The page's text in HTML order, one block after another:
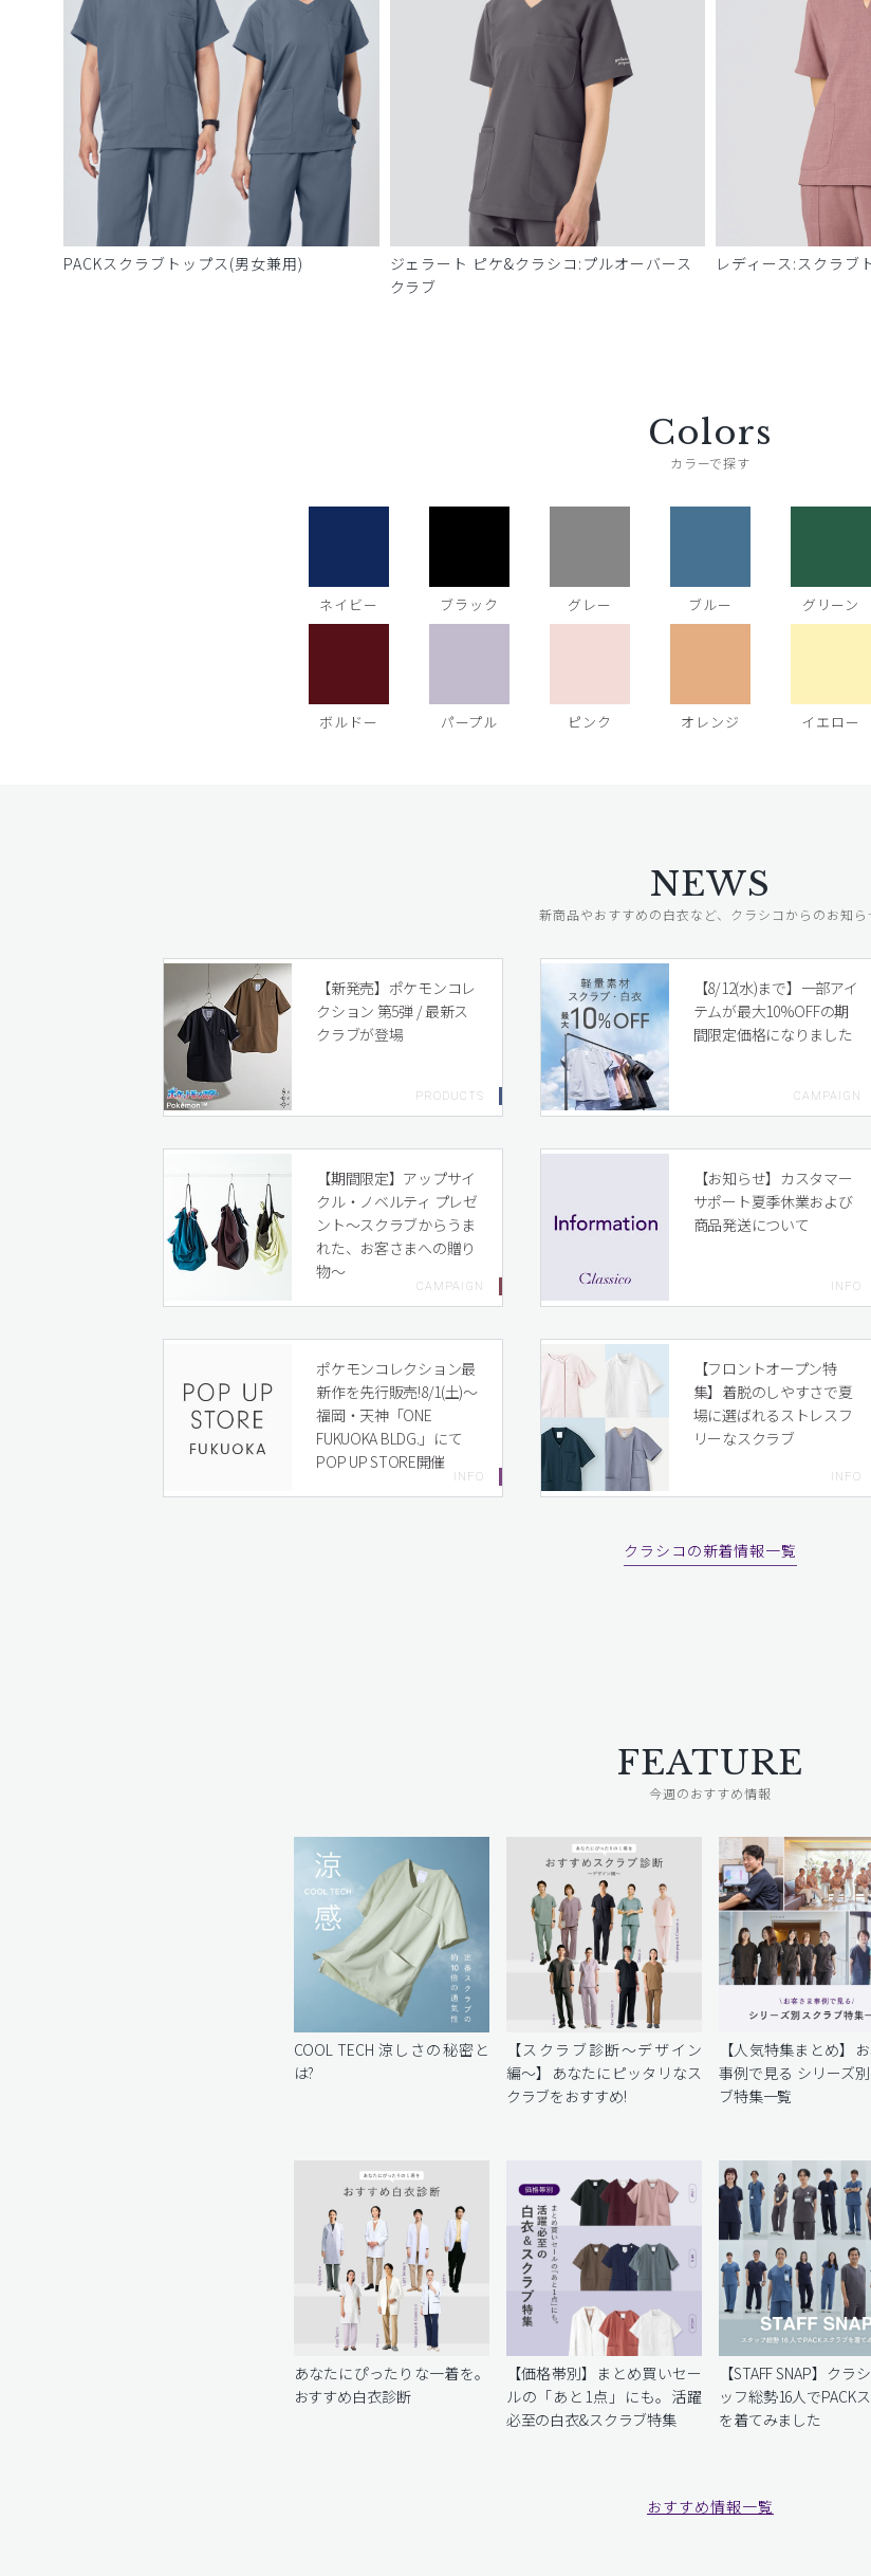
PACKスクラブトップス(男女兼用)
ジェラート ピケ&クラシコ:プルオーバース
クラブ
レディース:スクラブ
Colors
カラーで探す
ネイビー ブラック グレー ブルー グリーン
ボルドー パープル ピンク オレンジ イエロー
NEWS
新商品やおすすめの白衣など、クラシコからのお知ら
【新発売】ポケモンコレ
クション 第5弾 / 最新ス
クラブが登場
【8/12(水)まで】一部アイ
テムが最大10%OFFの期
間限定価格になりました
【期間限定】アップサイ
クル・ノベルティ プレゼ
ント〜スクラブからうま
れた、お客さまへの贈り
物〜
【お知らせ】カスタマー
サポート夏季休業および
商品発送について
ポケモンコレクション最
新作を先行販売!8/1(土)〜
福岡・天神「ONE
FUKUOKA BLDG.」にて
POP UP STORE開催
【フロントオープン特
集】着脱のしやすさで夏
場に選ばれるストレスフ
リーなスクラブ
クラシコの新着情報一覧
FEATURE
今週のおすすめ情報
COOL TECH 涼しさの秘密と
は?
【スクラブ診断〜デザイン
編〜】あなたにピッタリなス
クラブをおすすめ!
【人気特集まとめ】
事例で見る シリーズ
ブ特集一覧
あなたにぴったりな一着を。
おすすめ白衣診断
【価格帯別】まとめ買いセー
ルの「あと1点」にも。活躍
必至の白衣&スクラブ特集
【STAFF SNAP】クラ
ッフ総勢16人でPACK
を着てみました
おすすめ情報一覧